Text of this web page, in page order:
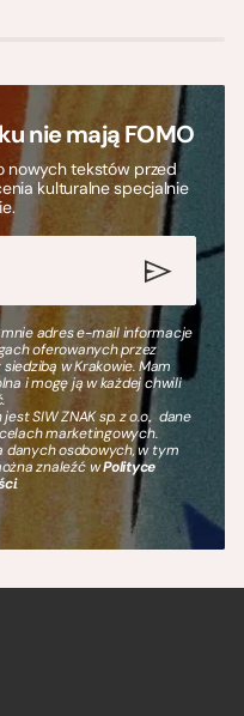
nie mają FOMO
nowych tekstów przed
kulturalne specjalnie
adres e-mail informacje
oferowanych przez
siedzibą w Krakowie. Mam
i mogę ją w każdej chwili
SIW ZNAK sp. z o.o., dane
marketingowych.
danych osobowych, w tym
znaleźć wPolityce
.